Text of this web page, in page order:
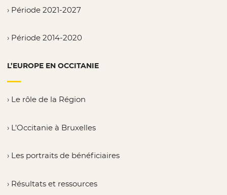
Période 2021-2027
Période 2014-2020
L’EUROPE EN OCCITANIE
Le rôle de la Région
L’Occitanie à Bruxelles
Les portraits de bénéficiaires
Résultats et ressources